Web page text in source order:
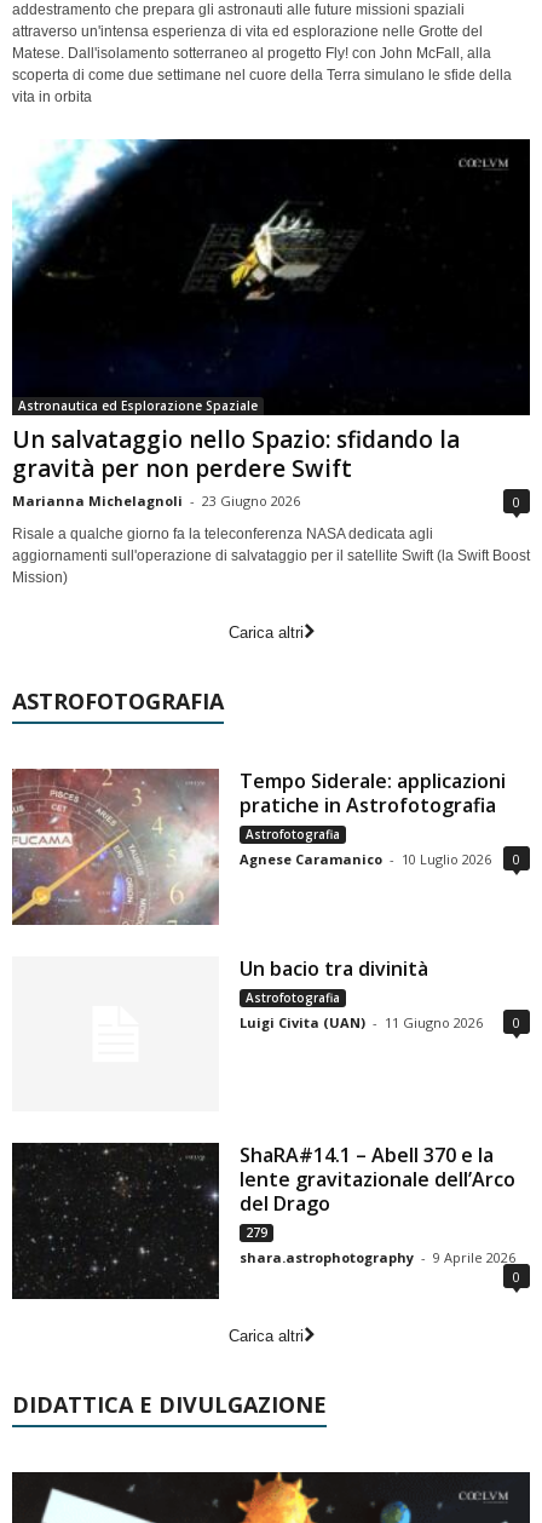
addestramento che prepara gli astronauti alle future missioni spaziali
attraverso un'intensa esperienza di vita ed esplorazione nelle Grotte del
Matese. Dall'isolamento sotterraneo al progetto Fly! con John McFall, alla
scoperta di come due settimane nel cuore della Terra simulano le sfide della
vita in orbita
Astronautica ed Esplorazione Spaziale
Un salvataggio nello Spazio: sfidando la
gravità per non perdere Swift
Marianna Michelagnoli - 23 Giugno 2026 0
Risale a qualche giorno fa la teleconferenza NASA dedicata agli
aggiornamenti sull'operazione di salvataggio per il satellite Swift (la Swift Boost
Mission)
Carica altri
ASTROFOTOGRAFIA
Tempo Siderale: applicazioni
pratiche in Astrofotografia
Astrofotografia
Agnese Caramanico - 10 Luglio 2026 0
Un bacio tra divinità
Astrofotografia
Luigi Civita (UAN) - 11 Giugno 2026 0
ShaRA#14.1 – Abell 370 e la
lente gravitazionale dell’Arco
del Drago
279
shara.astrophotography - 9 Aprile 2026
0
Carica altri
DIDATTICA E DIVULGAZIONE